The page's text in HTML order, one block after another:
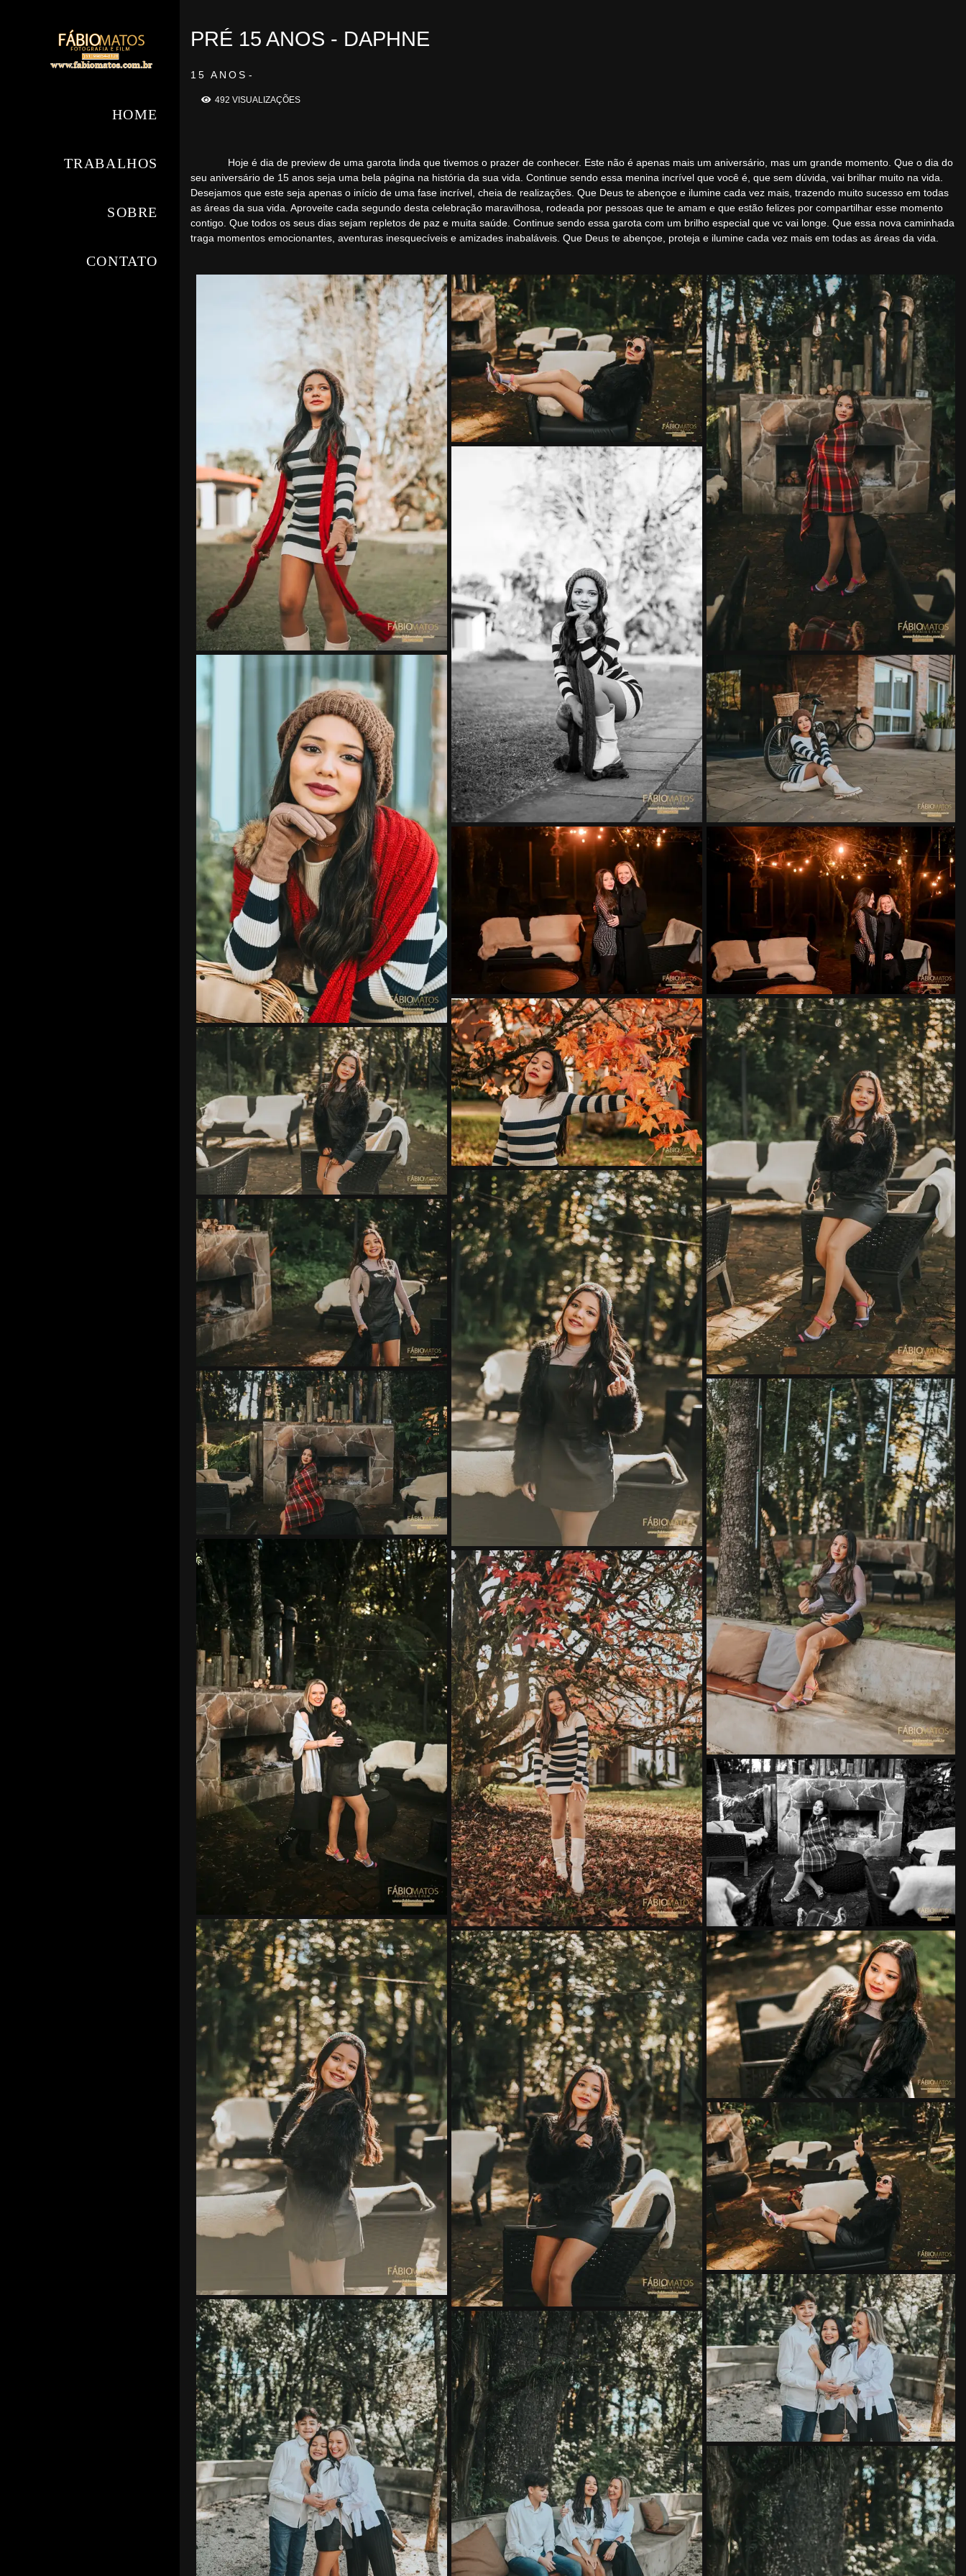
HOME
TRABALHOS
SOBRE
CONTATO
15 ANOS
PRÉ 15 ANOS - DAPHNE
492 VISUALIZAÇÕES
Hoje é dia de preview de uma garota linda que tivemos o prazer de conhecer. Este não é apenas mais um aniversário, mas um grande momento. Que o dia do
seu aniversário de 15 anos seja uma bela página na história da sua vida. Continue sendo essa menina incrível que você é, que sem dúvida, vai brilhar muito na vida.
Desejamos que este seja apenas o início de uma fase incrível, cheia de realizações. Que Deus te abençoe e ilumine cada vez mais, trazendo muito sucesso em todas
as áreas da sua vida. Aproveite cada segundo desta celebração maravilhosa, rodeada por pessoas que te amam e que estão felizes por compartilhar esse momento
contigo. Que todos os seus dias sejam repletos de paz e muita saúde. Continue sendo essa garota com um brilho especial que vc vai longe. Que essa nova caminhada
traga momentos emocionantes, aventuras inesquecíveis e amizades inabaláveis. Que Deus te abençoe, proteja e ilumine cada vez mais em todas as áreas da vida.